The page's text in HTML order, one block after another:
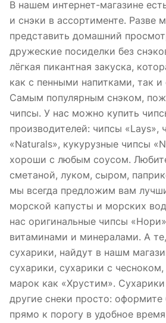
В нашем интернет-магазине
и снэки в ассортименте. Разве
представить домашний
дружеские посиделки без
лёгкая пикантная закуска,
как с пенными напитками, так и
Самым популярным снэком,
чипсы. У нас можно купить
производителей: чипсы «Lays»,
«Naturals», кукурузные чипсы
хороши с любым соусом.
сметаной, луком, сыром,
мы всегда предложим вам
морской капусты и морских
нас оригинальные чипсы
витаминами и минералами. А
сухарики, найдут в нашм
сухарики, сухарики с
марок как «Хрустим».
другие снеки просто:
прямо к порогу в удобное